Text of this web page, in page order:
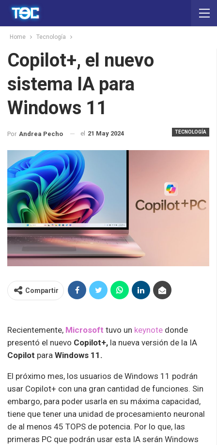
Home Tecnología
Copilot+, el nuevo
sistema IA para
Windows 11
TECNOLOGÍA
Por Andrea Pecho el 21 May 2024
Compartir
Recientemente, Microsoft tuvo un keynote donde
presentó el nuevo Copilot+, la nueva versión de la IA
Copilot para Windows 11.
El próximo mes, los usuarios de Windows 11 podrán
usar Copilot+ con una gran cantidad de funciones. Sin
embargo, para poder usarla en su máxima capacidad,
tiene que tener una unidad de procesamiento neuronal
de al menos 45 TOPS de potencia. Por lo que, las
primeras PC que podrán usar esta IA serán Windows